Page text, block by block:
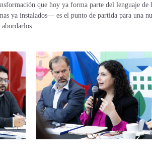
que hoy ya forma parte del lenguaje de
ya instalados— es el punto de partida para una